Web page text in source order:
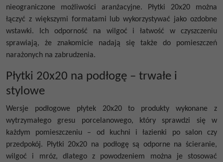
nieograniczone możliwości aranżacyjne. Płytki 20x20 można
łączyć z większymi formatami lub wykorzystywać jako ozdobne
wstawki. Ich odporność na wilgoć i łatwość w czyszczeniu
sprawiają, że znakomicie nadają się także do pomieszczeń
narażonych na zabrudzenia.
Płytki 20x20 na podłogę – trwałe i
stylowe
Wersje podłogowe płytek 20x20 to produkty wykonane z
wytrzymałego gresu porcelanowego, który sprawdzi się w
każdym pomieszczeniu – od kuchni i łazienki po salon czy
przedpokój. Płytki 20x20 na podłogę są odporne na ścieranie,
wilgoć i mróz, dlatego z powodzeniem można je stosować